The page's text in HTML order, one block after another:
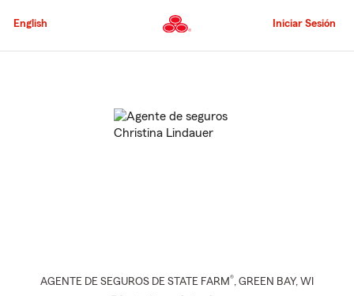
al
principal
English Iniciar Sesión
AGENTE DE SEGUROS DE STATE FARM®, GREEN BAY, WI